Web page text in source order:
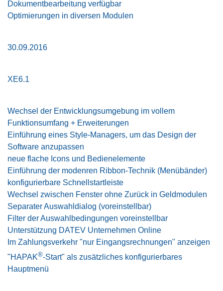
Dokumentbearbeitung verfügbar
Optimierungen in diversen Modulen
30.09.2016
XE6.1
Wechsel der Entwicklungsumgebung im vollem
Funktionsumfang + Erweiterungen
Einführung eines Style-Managers, um das Design der
Software anzupassen
neue flache Icons und Bedienelemente
Einführung der modenren Ribbon-Technik (Menübänder)
konfigurierbare Schnellstartleiste
Wechsel zwischen Fenster ohne Zurück in Geldmodulen
Separater Auswahldialog (voreinstellbar)
Filter der Auswahlbedingungen voreinstellbar
Unterstützung DATEV Unternehmen Online
Im Zahlungsverkehr "nur Eingangsrechnungen" anzeigen
"HAPAK®-Start" als zusätzliches konfigurierbares
Hauptmenü